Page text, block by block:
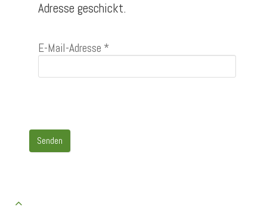
Adresse geschickt.
E-Mail-Adresse *
Senden